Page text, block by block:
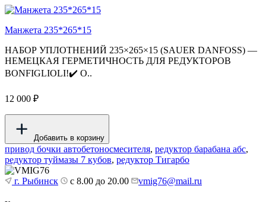
Манжета 235*265*15
НАБОР УПЛОТНЕНИЙ 235×265×15 (SAUER DANFOSS) —
НЕМЕЦКАЯ ГЕРМЕТИЧНОСТЬ ДЛЯ РЕДУКТОРОВ
BONFIGLIOLI!✔️ О..
12 000 ₽
Добавить в корзину
привод бочки автобетоносмесителя, редуктор барабана абс,
редуктор туймазы 7 кубов, редуктор Тигарбо
г. Рыбинск с 8.00 до 20.00 vmig76@mail.ru